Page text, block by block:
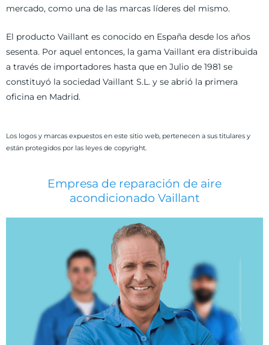
mercado, como una de las marcas líderes del mismo.
El producto Vaillant es conocido en España desde los años
sesenta. Por aquel entonces, la gama Vaillant era distribuida
a través de importadores hasta que en Julio de 1981 se
constituyó la sociedad Vaillant S.L. y se abrió la primera
oficina en Madrid.
Los logos y marcas expuestos en este sitio web, pertenecen a sus titulares y
están protegidos por las leyes de copyright.
Empresa de reparación de aire
acondicionado Vaillant